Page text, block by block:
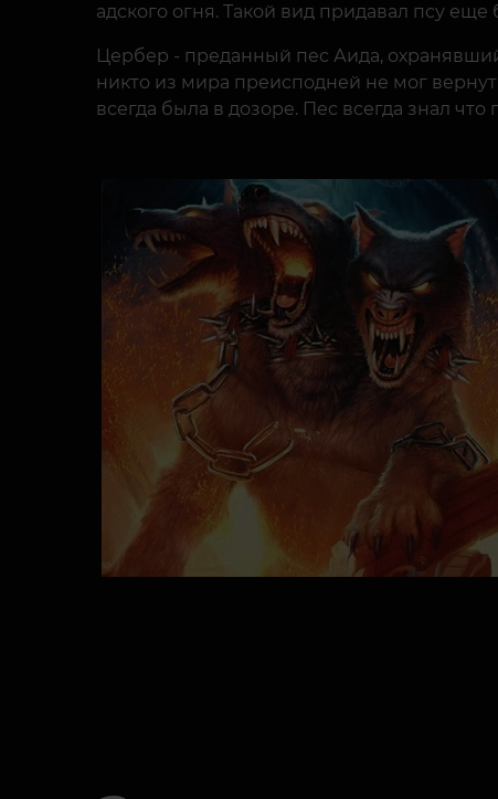
адского огня. Такой вид придавал псу
Цербер - преданный пес Аида,
никто из мира преисподней не мог
всегда была в дозоре. Пес всегда знал